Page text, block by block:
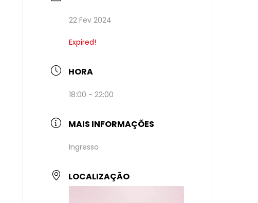
22 Fev 2024
Expired!
HORA
18:00 - 22:00
MAIS INFORMAÇÕES
Ingresso
LOCALIZAÇÃO